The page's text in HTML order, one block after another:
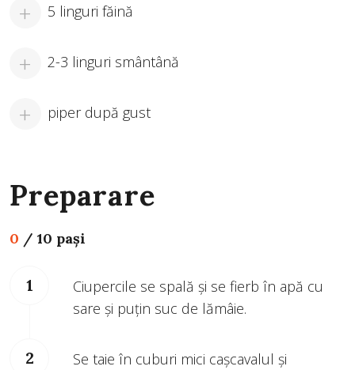
5 linguri făină
2-3 linguri smântână
piper după gust
Preparare
0 / 10 pași
Ciupercile se spală și se fierb în apă cu
sare și puțin suc de lămâie.
Se taie în cuburi mici cașcavalul și